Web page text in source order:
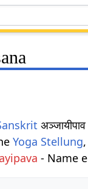
Yoga Stellung
- Name